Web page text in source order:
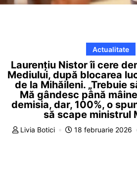
Actualitate
Laurențiu Nistor îi cere
Mediului, după blocarea
de la Mihăileni. „Trebuie
Mă gândesc până
demisia, dar, 100%, o
să scape ministrul
Livia Botici 18 februarie 2026